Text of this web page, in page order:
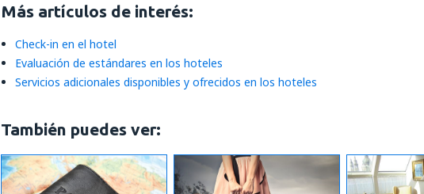
Más artículos de interés:
Check-in en el hotel
Evaluación de estándares en los hoteles
Servicios adicionales disponibles y ofrecidos en los hoteles
También puedes ver: